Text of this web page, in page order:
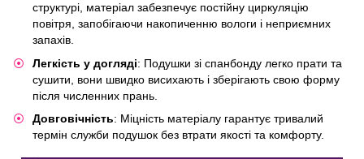
структурі, матеріал забезпечує постійну циркуляцію
повітря, запобігаючи накопиченню вологи і неприємних
запахів.
Легкість у догляді: Подушки зі спанбонду легко прати та
сушити, вони швидко висихають і зберігають свою форму
після численних прань.
Довговічність: Міцність матеріалу гарантує тривалий
термін служби подушок без втрати якості та комфорту.